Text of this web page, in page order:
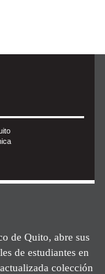
de Quito, abre sus
de estudiantes en
colección